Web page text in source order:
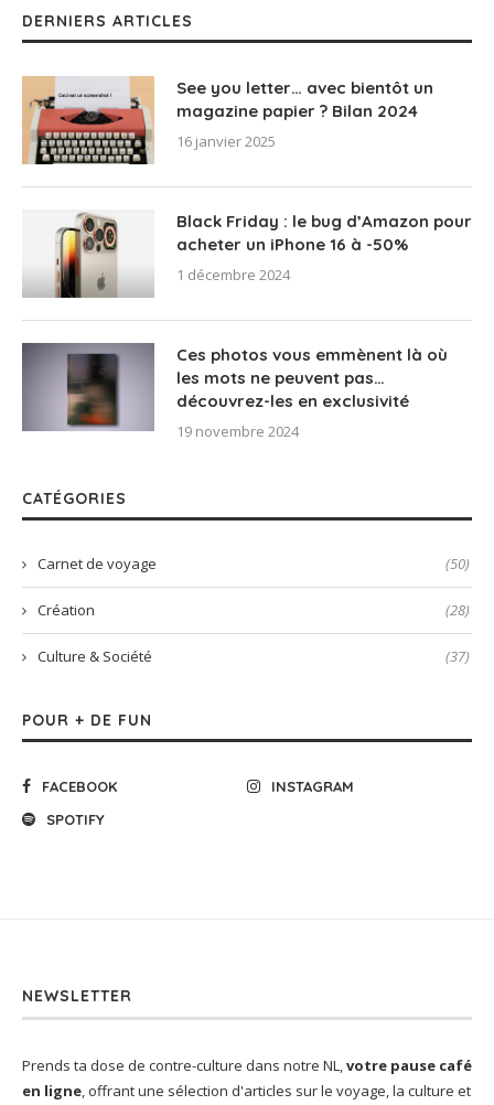
DERNIERS ARTICLES
See you letter… avec bientôt un
magazine papier ? Bilan 2024
16 janvier 2025
Black Friday : le bug d’Amazon pour
acheter un iPhone 16 à -50%
1 décembre 2024
Ces photos vous emmènent là où
les mots ne peuvent pas…
découvrez-les en exclusivité
19 novembre 2024
CATÉGORIES
Carnet de voyage (50)
Création (28)
Culture & Société (37)
POUR + DE FUN
FACEBOOK
INSTAGRAM
SPOTIFY
NEWSLETTER
Prends ta dose de contre-culture dans notre NL,votre pause café
en ligne, offrant une sélection d'articles sur le voyage, la culture et